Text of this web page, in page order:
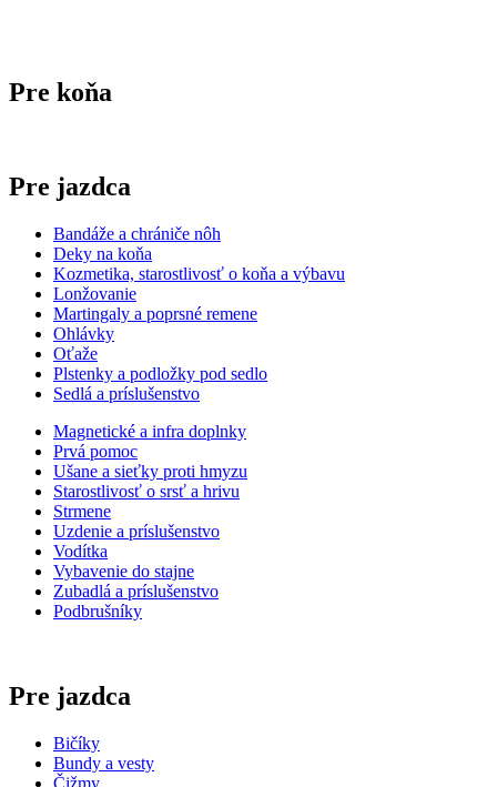
Pre koňa
Pre jazdca
Bandáže a chrániče nôh
Deky na koňa
Kozmetika, starostlivosť o koňa a výbavu
Lonžovanie
Martingaly a poprsné remene
Ohlávky
Oťaže
Plstenky a podložky pod sedlo
Sedlá a príslušenstvo
Magnetické a infra doplnky
Prvá pomoc
Ušane a sieťky proti hmyzu
Starostlivosť o srsť a hrivu
Strmene
Uzdenie a príslušenstvo
Vodítka
Vybavenie do stajne
Zubadlá a príslušenstvo
Podbrušníky
Pre jazdca
Bičíky
Bundy a vesty
Čižmy